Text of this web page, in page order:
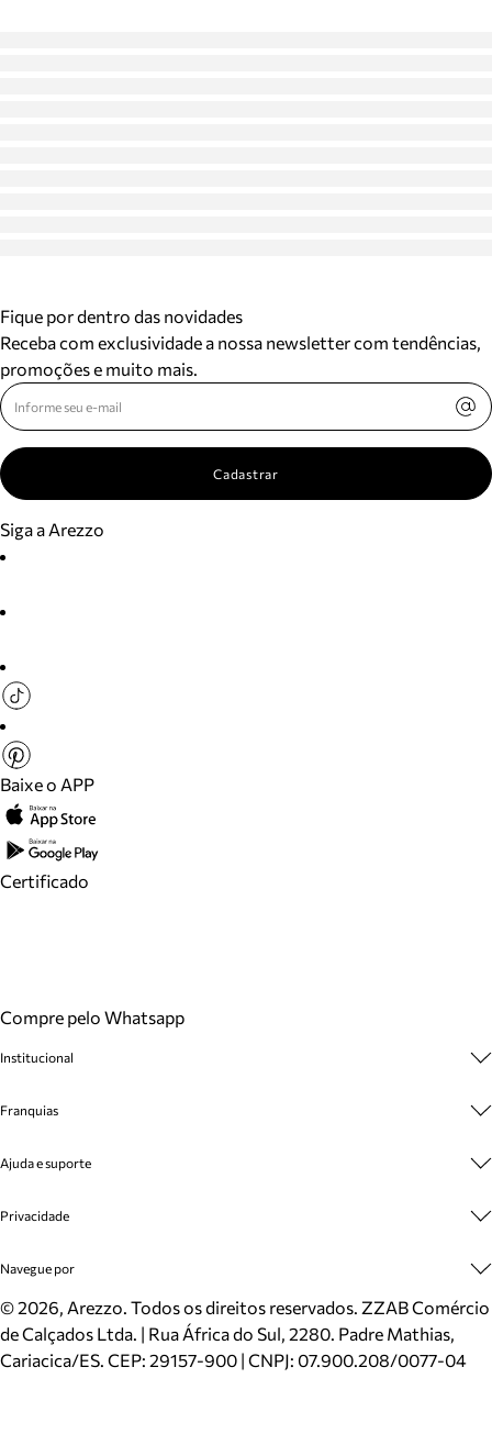
Fique por dentro das novidades
Receba com exclusividade a nossa newsletter com tendências,
promoções e muito mais.
Cadastrar
Siga a Arezzo
Baixe o APP
Certificado
Compre pelo Whatsapp
Institucional
Cashback
Venda Corporativa
Mapa do Site
Inverno
Mundo Arezzo
Franquias
Plano de Negócio
Ajuda e suporte
Cadastro
Meus Pedidos
Trocas e Devoluções
Cartão Presente
Localizador de lojas
Privacidade
Politica e Privacidade
Navegue por
Sapatos
Bolsas
Scarpins
©2026, Arezzo. Todos os direitos reservados. ZZAB Comércio
de Calçados Ltda. | Rua África do Sul, 2280. Padre Mathias,
Cariacica/ES. CEP: 29157-900 | CNPJ: 07.900.208/0077-04